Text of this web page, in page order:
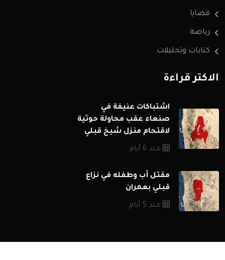
قضايا
رياضة
كتابات وتحليلات
الاكثر قراءة
اشتباكات عنيفة في
صنعاء عقب محاولة حوثية
لاقتحام منزل شيخ قبلي
منذ 6 أيام
مقتل أب وطفله في نزاع
قبلي بعمران
منذ 5 أيام